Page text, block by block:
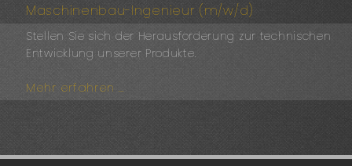
Maschinenbau-Ingenieur (m/w/d)
Stellen Sie sich der Herausforderung zur technischen
Entwicklung unserer Produkte.
Mehr erfahren …